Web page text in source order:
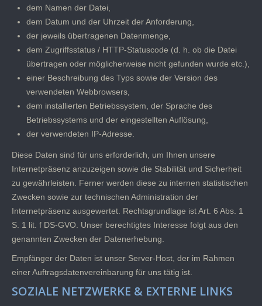
dem Namen der Datei,
dem Datum und der Uhrzeit der Anforderung,
der jeweils übertragenen Datenmenge,
dem Zugriffsstatus / HTTP-Statuscode (d. h. ob die Datei
übertragen oder möglicherweise nicht gefunden wurde etc.),
einer Beschreibung des Typs sowie der Version des
verwendeten Webbrowsers,
dem installierten Betriebssystem, der Sprache des
Betriebssystems und der eingestellten Auflösung,
der verwendeten IP-Adresse.
Diese Daten sind für uns erforderlich, um Ihnen unsere
Internetpräsenz anzuzeigen sowie die Stabilität und Sicherheit
zu gewährleisten. Ferner werden diese zu internen statistischen
Zwecken sowie zur technischen Administration der
Internetpräsenz ausgewertet. Rechtsgrundlage ist Art. 6 Abs. 1
S. 1 lit. f DS-GVO. Unser berechtigtes Interesse folgt aus den
genannten Zwecken der Datenerhebung.
Empfänger der Daten ist unser Server-Host, der im Rahmen
einer Auftragsdatenvereinbarung für uns tätig ist.
SOZIALE NETZWERKE & EXTERNE LINKS